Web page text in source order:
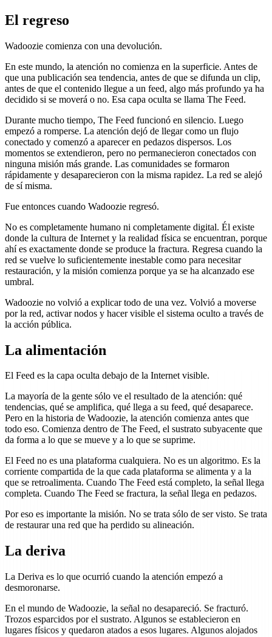
El regreso
Wadoozie comienza con una devolución.
En este mundo, la atención no comienza en la superficie. Antes de
que una publicación sea tendencia, antes de que se difunda un clip,
antes de que el contenido llegue a un feed, algo más profundo ya ha
decidido si se moverá o no. Esa capa oculta se llama The Feed.
Durante mucho tiempo, The Feed funcionó en silencio. Luego
empezó a romperse. La atención dejó de llegar como un flujo
conectado y comenzó a aparecer en pedazos dispersos. Los
momentos se extendieron, pero no permanecieron conectados con
ninguna misión más grande. Las comunidades se formaron
rápidamente y desaparecieron con la misma rapidez. La red se alejó
de sí misma.
Fue entonces cuando Wadoozie regresó.
No es completamente humano ni completamente digital. Él existe
donde la cultura de Internet y la realidad física se encuentran, porque
ahí es exactamente donde se produce la fractura. Regresa cuando la
red se vuelve lo suficientemente inestable como para necesitar
restauración, y la misión comienza porque ya se ha alcanzado ese
umbral.
Wadoozie no volvió a explicar todo de una vez. Volvió a moverse
por la red, activar nodos y hacer visible el sistema oculto a través de
la acción pública.
La alimentación
El Feed es la capa oculta debajo de la Internet visible.
La mayoría de la gente sólo ve el resultado de la atención: qué
tendencias, qué se amplifica, qué llega a su feed, qué desaparece.
Pero en la historia de Wadoozie, la atención comienza antes que
todo eso. Comienza dentro de The Feed, el sustrato subyacente que
da forma a lo que se mueve y a lo que se suprime.
El Feed no es una plataforma cualquiera. No es un algoritmo. Es la
corriente compartida de la que cada plataforma se alimenta y a la
que se retroalimenta. Cuando The Feed está completo, la señal llega
completa. Cuando The Feed se fractura, la señal llega en pedazos.
Por eso es importante la misión. No se trata sólo de ser visto. Se trata
de restaurar una red que ha perdido su alineación.
La deriva
La Deriva es lo que ocurrió cuando la atención empezó a
desmoronarse.
En el mundo de Wadoozie, la señal no desapareció. Se fracturó.
Trozos esparcidos por el sustrato. Algunos se establecieron en
lugares físicos y quedaron atados a esos lugares. Algunos alojados